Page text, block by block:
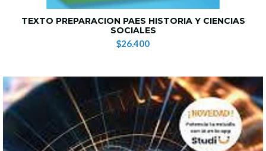
TEXTO PREPARACION PAES HISTORIA Y CIENCIAS
SOCIALES
$26.400